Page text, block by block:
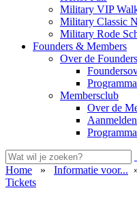
Military VIP
Military Classic
Military Rode
Founders & Members
Over de
Programma
Membersclub
Over de
Aanmelden
Programma
Home » Informatie voor...
Tickets